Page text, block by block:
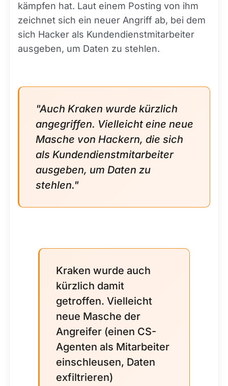
kämpfen hat. Laut einem Posting von ihm
zeichnet sich ein neuer Angriff ab, bei dem
sich Hacker als Kundendienstmitarbeiter
ausgeben, um Daten zu stehlen.
"Auch Kraken wurde kürzlich
angegriffen. Vielleicht eine neue
Masche von Hackern, die sich
als Kundendienstmitarbeiter
ausgeben, um Daten zu
stehlen."
Kraken wurde auch
kürzlich damit
getroffen. Vielleicht
neue Masche der
Angreifer (einen CS-
Agenten als Mitarbeiter
einschleusen, Daten
exfiltrieren)